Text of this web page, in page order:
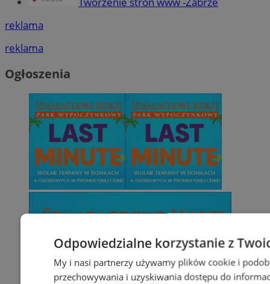
reklama
reklama
Ogłoszenia
Odpowiedzialne korzystanie z
My i nasi partnerzy używamy plików cookie i
przechowywania i uzyskiwania dostępu do